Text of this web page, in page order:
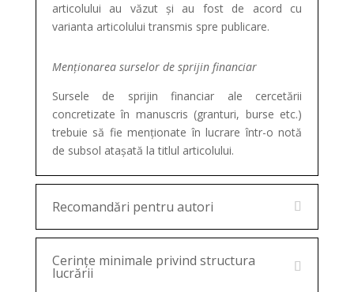
articolului au văzut și au fost de acord cu
varianta articolului transmis spre publicare.
Menționarea surselor de sprijin financiar
Sursele de sprijin financiar ale cercetării
concretizate în manuscris (granturi, burse etc.)
trebuie să fie menționate în lucrare într-o notă
de subsol atașată la titlul articolului.
Recomandări pentru autori
Cerinţe minimale privind structura
lucrării